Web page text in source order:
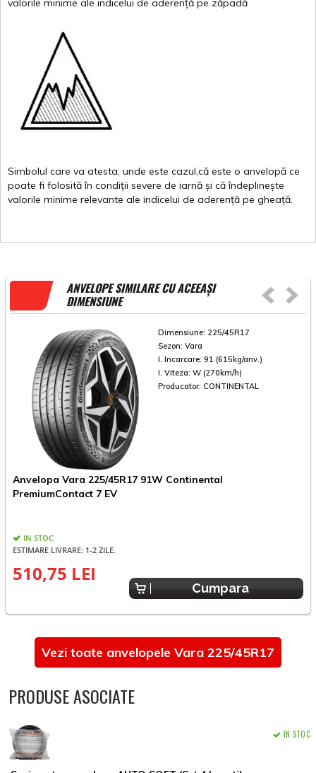
valorile minime ale indicelui de aderență pe zăpadă
Simbolul care va atesta, unde este cazul,că este o anvelopă ce
poate fi folosită în condiții severe de iarnă și că îndeplinește
valorile minime relevante ale indicelui de aderență pe gheață.
ANVELOPE SIMILARE CU ACEEAȘI
DIMENSIUNE
Dimensiune: 225/45R17
Sezon: Vara
I. Incarcare: 91 (615kg/anv.)
I. Viteza: W (270km/h)
Producator: CONTINENTAL
Anvelopa Vara 225/45R17 91W Continental
PremiumContact 7 EV
IN STOC
ESTIMARE LIVRARE: 1-2 ZILE.
510,75 LEI
Cumpara
Vezi toate anvelopele Vara 225/45R17
PRODUSE ASOCIATE
IN STOC